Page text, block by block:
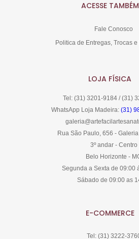
ACESSE TAMBÉM
Fale Conosco
Politica de Entregas, Trocas
LOJA FÍSICA
Tel: (31) 3201-9184 / (31)
WhatsApp Loja Madeira: (31)
Rua São Paulo, 656 -
3º andar - Centro
Belo Horizonte -
Segunda a Sexta de 09:00
Sábado de 09:00 as
E-COMMERCE
Tel: (31) 3222-